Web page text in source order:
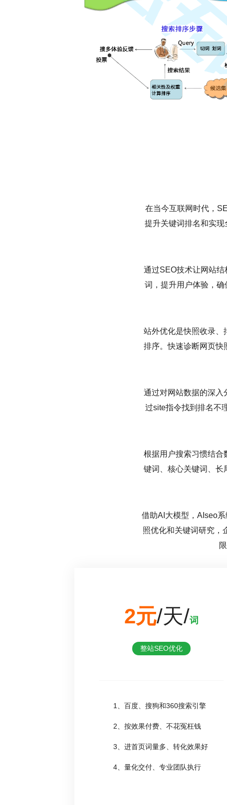
在当今互联网时代，
提升关键词排名和实
通过SEO技术让网站
词，提升用户体验，
站外优化是快照收录、
排序。快速诊断网页快
通过对网站数据的深入
过site指令找到排名不
根据用户搜索习惯结合
键词、核心关键词、长
借助AI大模型，AIseo
照优化和关键词研究，
2元/天/词
整站SEO优化
1、百度、搜狗和360搜索引擎
2、按效果付费、不花冤枉钱
3、进首页词量多、转化效果好
4、量化交付、专业团队执行